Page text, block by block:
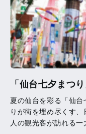
「仙台七夕まつ
夏の仙台を彩る「仙
りが街を埋め尽くす
人の観光客が訪れる